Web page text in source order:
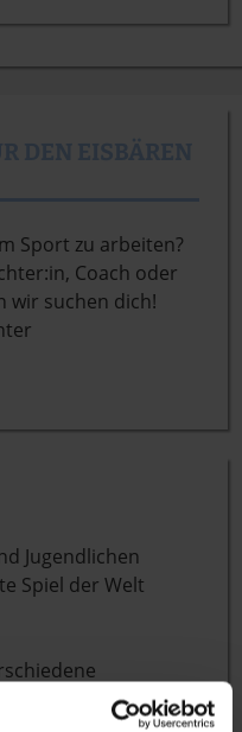
Sport zu arbeiten?
Coach oder
wir suchen dich!
Jugendlichen
Spiel der Welt